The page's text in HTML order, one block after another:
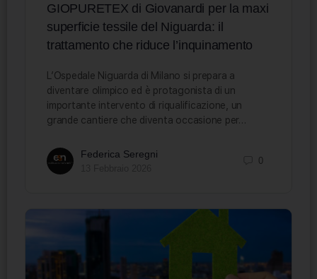
GIOPURETEX di Giovanardi per la maxi
superficie tessile del Niguarda: il
trattamento che riduce l’inquinamento
L’Ospedale Niguarda di Milano si prepara a
diventare olimpico ed è protagonista di un
importante intervento di riqualificazione, un
grande cantiere che diventa occasione per…
Federica Seregni
0